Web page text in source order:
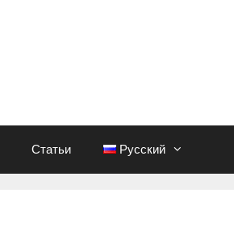
Статьи Русский